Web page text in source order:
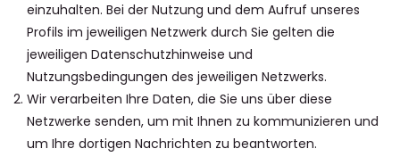
einzuhalten. Bei der Nutzung und dem Aufruf unseres
Profils im jeweiligen Netzwerk durch Sie gelten die
jeweiligen Datenschutzhinweise und
Nutzungsbedingungen des jeweiligen Netzwerks.
Wir verarbeiten Ihre Daten, die Sie uns über diese
Netzwerke senden, um mit Ihnen zu kommunizieren und
um Ihre dortigen Nachrichten zu beantworten.